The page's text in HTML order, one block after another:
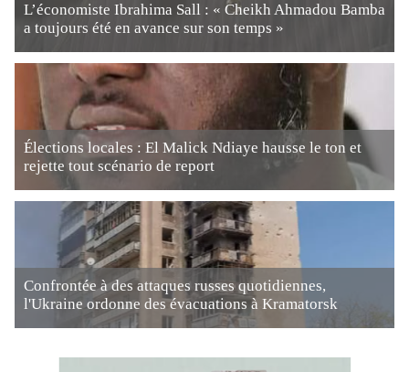
L’économiste Ibrahima Sall : « Cheikh Ahmadou Bamba
a toujours été en avance sur son temps »
Élections locales : El Malick Ndiaye hausse le ton et
rejette tout scénario de report
Confrontée à des attaques russes quotidiennes,
l'Ukraine ordonne des évacuations à Kramatorsk